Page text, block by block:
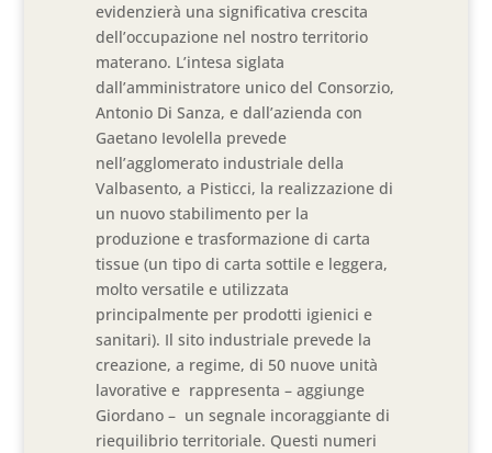
evidenzierà una significativa crescita
dell’occupazione nel nostro territorio
materano. L’intesa siglata
dall’amministratore unico del Consorzio,
Antonio Di Sanza, e dall’azienda con
Gaetano Ievolella prevede
nell’agglomerato industriale della
Valbasento, a Pisticci, la realizzazione di
un nuovo stabilimento per la
produzione e trasformazione di carta
tissue (un tipo di carta sottile e leggera,
molto versatile e utilizzata
principalmente per prodotti igienici e
sanitari). Il sito industriale prevede la
creazione, a regime, di 50 nuove unità
lavorative e rappresenta – aggiunge
Giordano – un segnale incoraggiante di
riequilibrio territoriale. Questi numeri